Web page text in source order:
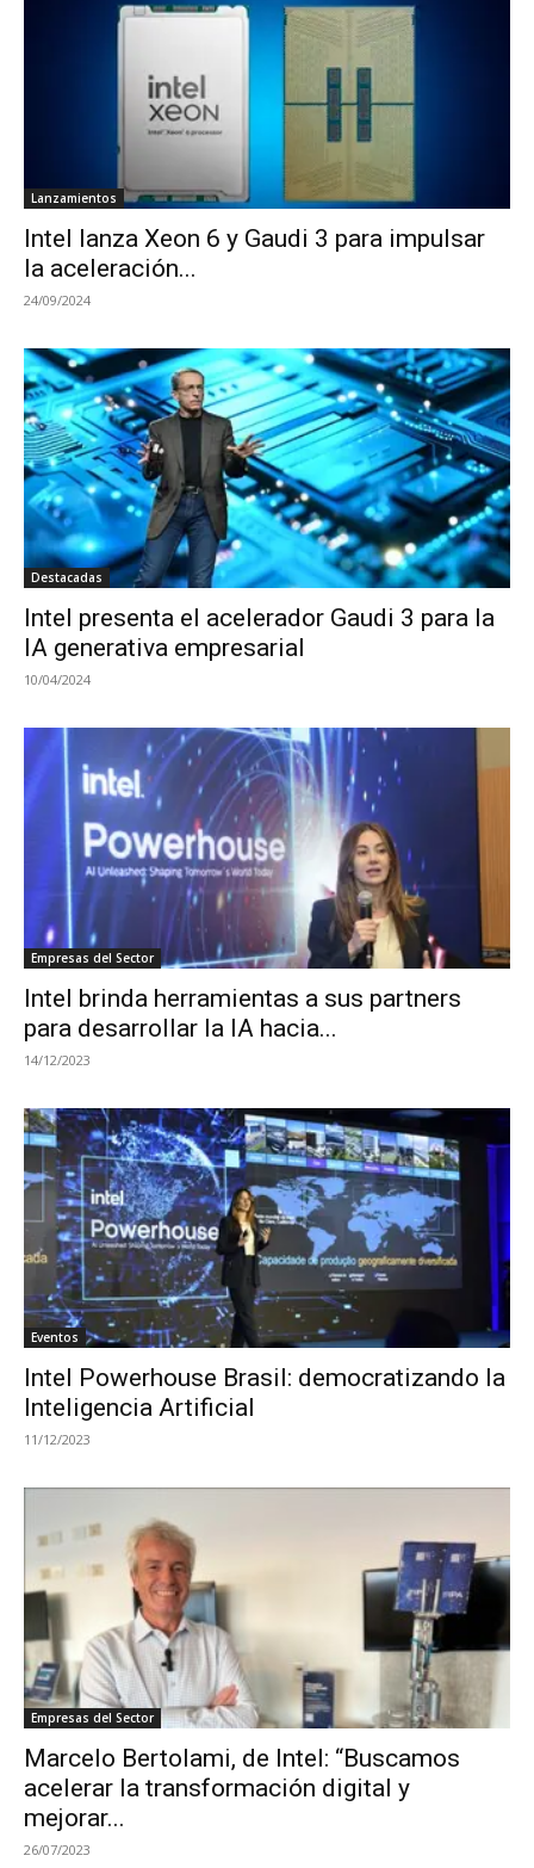
Lanzamientos
Intel lanza Xeon 6 y Gaudi 3 para impulsar
la aceleración...
24/09/2024
Destacadas
Intel presenta el acelerador Gaudi 3 para la
IA generativa empresarial
10/04/2024
Empresas del Sector
Intel brinda herramientas a sus partners
para desarrollar la IA hacia...
14/12/2023
Eventos
Intel Powerhouse Brasil: democratizando la
Inteligencia Artificial
11/12/2023
Empresas del Sector
Marcelo Bertolami, de Intel: “Buscamos
acelerar la transformación digital y
mejorar...
26/07/2023